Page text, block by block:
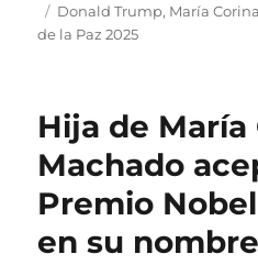
u
t
E
t
e
a
s
Donald Trump, María
de la Paz 2025
Hija de María
Machado
Premio
en su nombre